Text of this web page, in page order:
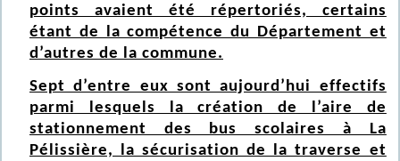
points avaient été répertoriés, certains
étant de la compétence du Département et
d’autres de la commune.
Sept d’entre eux sont aujourd’hui effectifs
parmi lesquels la création de l’aire de
stationnement des bus scolaires à La
Pélissière, la sécurisation de la traverse et